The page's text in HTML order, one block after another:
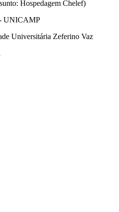
Hospedagem Chelef)
- UNICAMP
Universitária Zeferino Vaz